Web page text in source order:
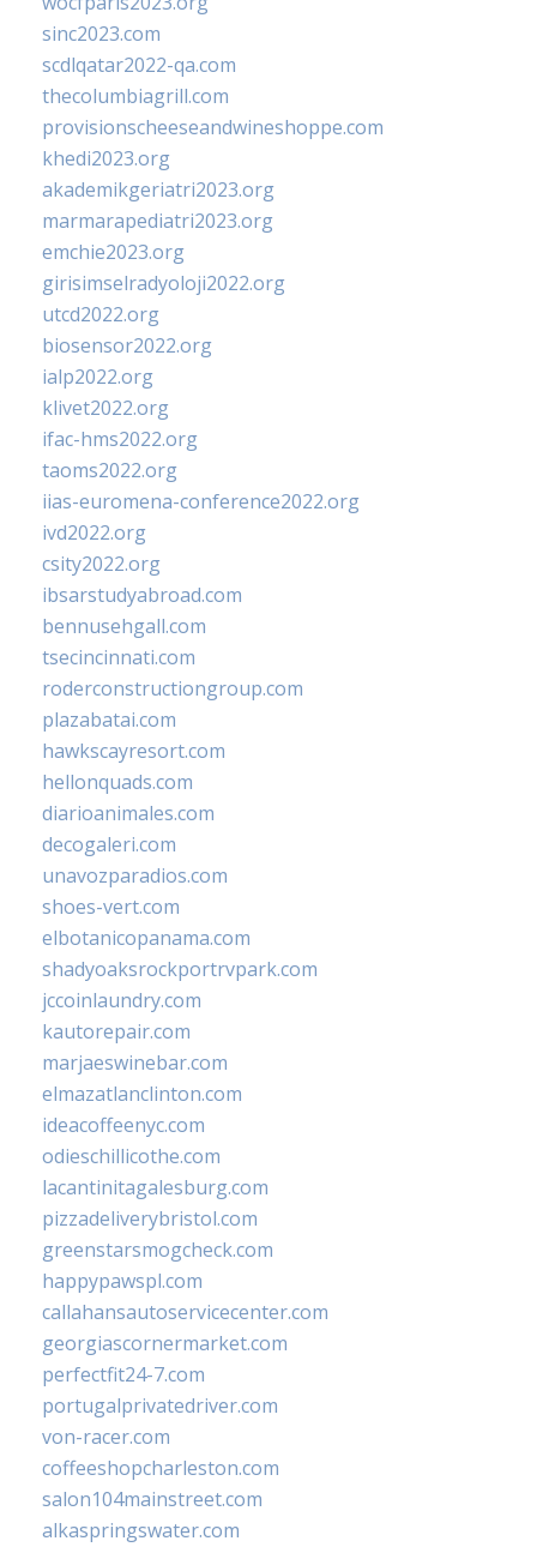
sinc2023.com
scdlqatar2022-qa.com
thecolumbiagrill.com
provisionscheeseandwineshoppe.com
khedi2023.org
akademikgeriatri2023.org
marmarapediatri2023.org
emchie2023.org
girisimselradyoloji2022.org
utcd2022.org
biosensor2022.org
ialp2022.org
klivet2022.org
ifac-hms2022.org
taoms2022.org
iias-euromena-conference2022.org
ivd2022.org
csity2022.org
ibsarstudyabroad.com
bennusehgall.com
tsecincinnati.com
roderconstructiongroup.com
plazabatai.com
hawkscayresort.com
hellonquads.com
diarioanimales.com
decogaleri.com
unavozparadios.com
shoes-vert.com
elbotanicopanama.com
shadyoaksrockportrvpark.com
jccoinlaundry.com
kautorepair.com
marjaeswinebar.com
elmazatlanclinton.com
ideacoffeenyc.com
odieschillicothe.com
lacantinitagalesburg.com
pizzadeliverybristol.com
greenstarsmogcheck.com
happypawspl.com
callahansautoservicecenter.com
georgiascornermarket.com
perfectfit24-7.com
portugalprivatedriver.com
von-racer.com
coffeeshopcharleston.com
salon104mainstreet.com
alkaspringswater.com